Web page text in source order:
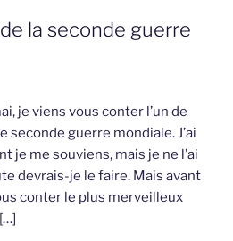
la seconde guerre
je viens vous conter l’un de
seconde guerre mondiale. J’ai
je me souviens, mais je ne l’ai
devrais-je le faire. Mais avant
conter le plus merveilleux